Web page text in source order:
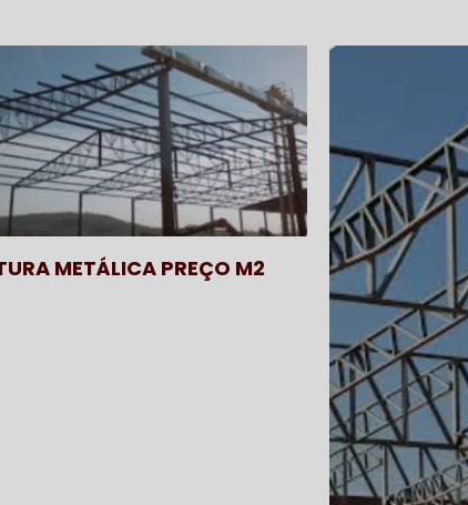
METÁLICA PREÇO M2